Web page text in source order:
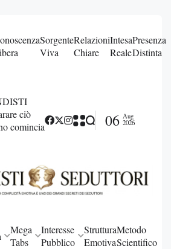
Sorgente
Viva
Relazioni
Chiare
Intesa
Reale
Presenza
Distinta
ciò
comincia
06 Aug
2026
Mega
Tabs
Interesse
Pubblico
Struttura
Emotiva
Metodo
Scientifico